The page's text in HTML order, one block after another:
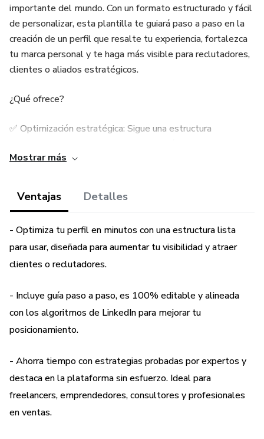
importante del mundo. Con un formato estructurado y fácil
de personalizar, esta plantilla te guiará paso a paso en la
creación de un perfil que resalte tu experiencia, fortalezca
tu marca personal y te haga más visible para reclutadores,
clientes o aliados estratégicos.
¿Qué ofrece?
✅ Optimización estratégica: Sigue una estructura
un perfil atractivo y bien diseñado.
✅ Propuesta de valor clara: Comunica tu experiencia,
✅ Personalización sencilla: Edita fácilmente cada sección
según tu objetivo profesional.
empleo, emprendedores que quieren fortalecer su marca
personal y expertos que desean proyectar autoridad en su
sector. Transforma tu perfil y empieza a generar
oportunidades en LinkedIn.
Mostrar más
Ventajas Detalles
- Optimiza tu perfil en minutos con una estructura lista
para usar, diseñada para aumentar tu visibilidad y atraer
clientes o reclutadores.
- Incluye guía paso a paso, es 100% editable y alineada
con los algoritmos de LinkedIn para mejorar tu
posicionamiento.
- Ahorra tiempo con estrategias probadas por expertos y
destaca en la plataforma sin esfuerzo. Ideal para
freelancers, emprendedores, consultores y profesionales
en ventas.